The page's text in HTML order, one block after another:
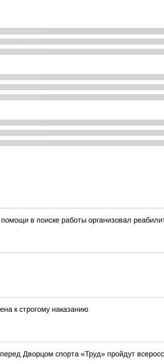
в поиске работы организовал
к строгому наказанию
Дворцом спорта «Труд» пройдут